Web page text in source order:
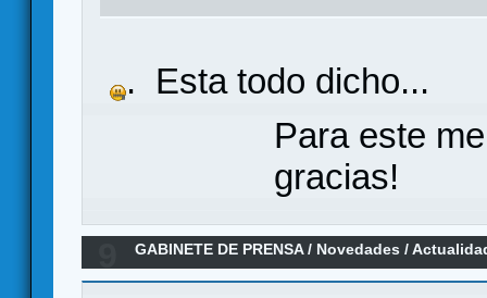
. Esta todo dicho...
Para este
gracias!
GABINETE DE PRENSA/ Novedades /